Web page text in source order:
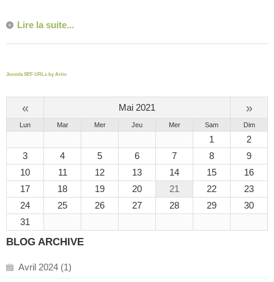
Lire la suite...
Joomla SEF URLs by Artio
« Mai 2021 »
Lun Mar Mer Jeu Mer Sam Dim
1
2
3
4 5 6 7 8
9
10
11 12 13 14 15
16
17
18 19 20 21 22
23
24
25 26 27 28 29
30
31
BLOG ARCHIVE
Avril 2024 (1)